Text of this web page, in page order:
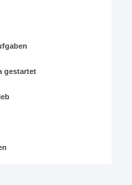
gestartet